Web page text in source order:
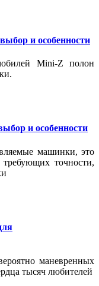
и особенности
Mini-Z полон
и особенности
машинки, это
точности,
маневренных
тысяч любителей